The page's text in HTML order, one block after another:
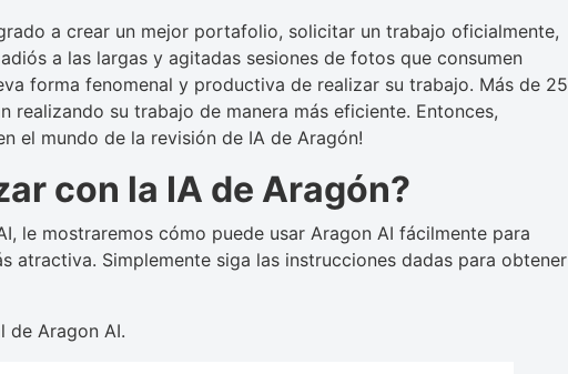
a crear un mejor portafolio, solicitar un trabajo oficialmente,
a las largas y agitadas sesiones de fotos que consumen
forma fenomenal y productiva de realizar su trabajo. Más de 25
realizando su trabajo de manera más eficiente. Entonces,
el mundo de la revisión de IA de Aragón!
con la IA de Aragón?
le mostraremos cómo puede usar Aragon AI fácilmente para
atractiva. Simplemente siga las instrucciones dadas para obtener
de Aragon AI.